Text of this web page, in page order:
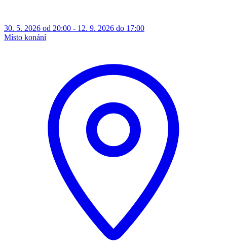
30. 5. 2026 od 20:00 - 12. 9. 2026 do 17:00
Místo konání